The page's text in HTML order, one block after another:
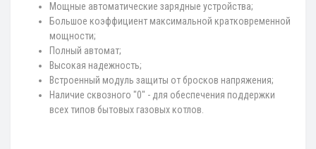
Мощные автоматические зарядные устройства;
Большое коэффициент максимальной кратковременной
мощности;
Полный автомат;
Высокая надежность;
Встроенный модуль защиты от бросков напряжения;
Наличие сквозного "0" - для обеспечения поддержки
всех типов бытовых газовых котлов.